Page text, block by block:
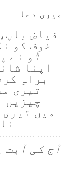
میری دعا
فیاض
خوف کو
تُو نے
اپنا
براہِ
تیری
چیزیں
میں
آج کی آیت